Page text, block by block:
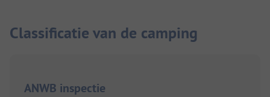
Classificatie van de camping
ANWB inspectie